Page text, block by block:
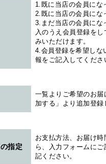
1.既に当店の会員にな
2.既に当店の会員にな
3.まだ当店の会員にな
入のうえ会員登録を
みいただけます。
4.会員登録を希望しな
報をご記入してくださ
一覧よりご希望のお
加する」より追加登
指定
お支払方法、お届け
ら、入力フォームに
記ください。